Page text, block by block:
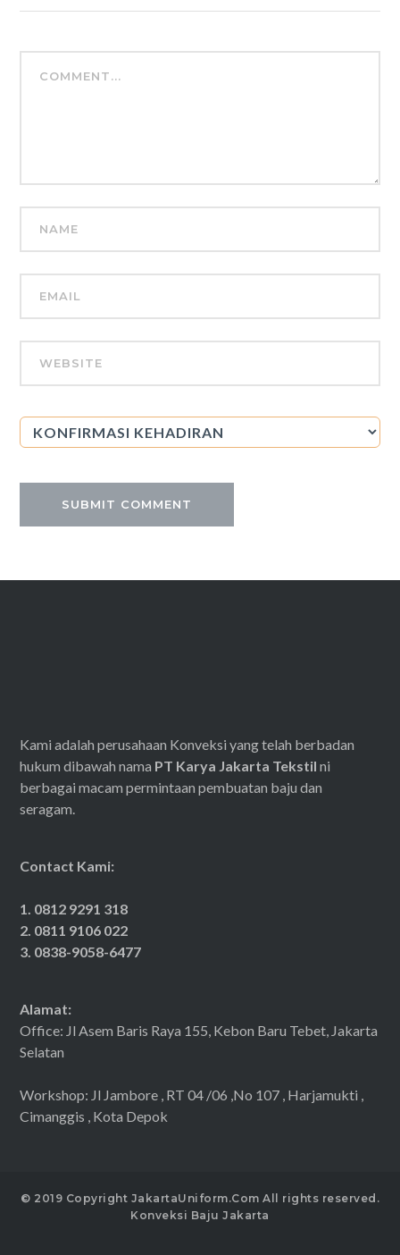
Kami adalah perusahaan Konveksi yang telah berbadan
hukum dibawah nama PT Karya Jakarta Tekstilni
berbagai macam permintaan pembuatan baju dan
seragam.
Contact Kami:
1. 0812 9291 318
2. 0811 9106 022
3. 0838-9058-6477
Alamat:
Office: Jl Asem Baris Raya 155, Kebon Baru Tebet, Jakarta
Selatan
Workshop: Jl Jambore , RT 04 /06 ,No 107 , Harjamukti ,
Cimanggis , Kota Depok
© 2019 Copyright JakartaUniform.Com All rights reserved.
Konveksi Baju Jakarta